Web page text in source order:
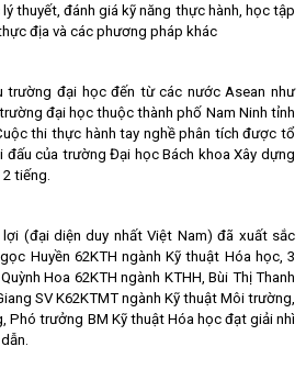
thuyết, đánh giá kỹ năng thực hành, học tập
địa và các phương pháp khác
trường đại học đến từ các nước Asean như
đại học thuộc thành phố Nam Ninh tỉnh
thi thực hành tay nghề phân tích được tổ
đấu của trường Đại học Bách khoa Xây dựng
tiếng.
(đại diện duy nhất Việt Nam) đã xuất sắc
Huyền 62KTH ngành Kỹ thuật Hóa học, 3
Hoa 62KTH ngành KTHH, Bùi Thị Thanh
SV K62KTMT ngành Kỹ thuật Môi trường,
Phó trưởng BM Kỹ thuật Hóa học đạt giải nhì